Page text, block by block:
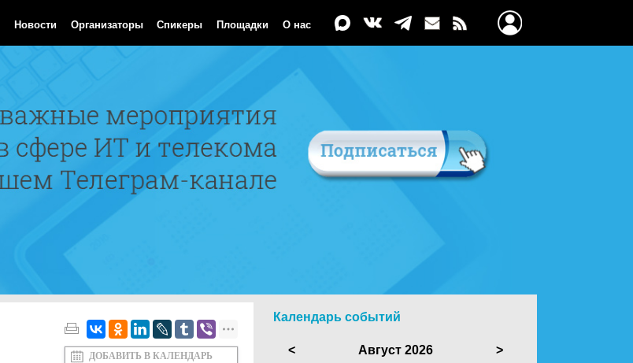
Новости Организаторы Спикеры Площадки О нас
ДОБАВИТЬ В КАЛЕНДАРЬ
Календарь событий
< Август 2026
>